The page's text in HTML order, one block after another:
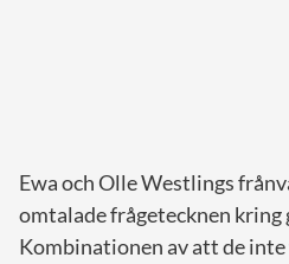
Ewa och Olle Westlings
omtalade frågetecknen
Kombinationen av att de